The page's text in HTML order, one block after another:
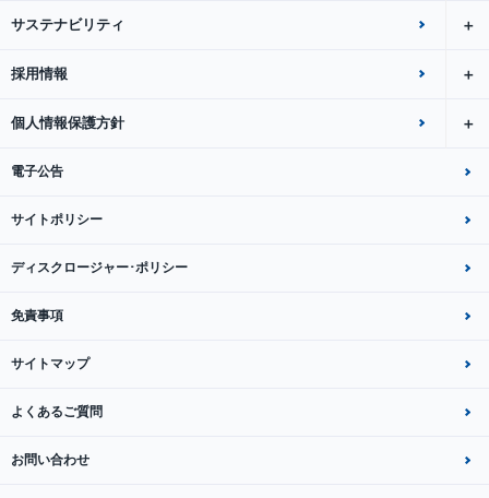
サステナビリティ
採用情報
個人情報保護方針
電子公告
サイトポリシー
ディスクロージャー･ポリシー
免責事項
サイトマップ
よくあるご質問
お問い合わせ